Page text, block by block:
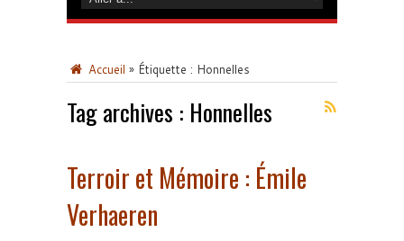
Accueil » Étiquette : Honnelles
Tag archives : Honnelles
Terroir et Mémoire : Émile
Verhaeren